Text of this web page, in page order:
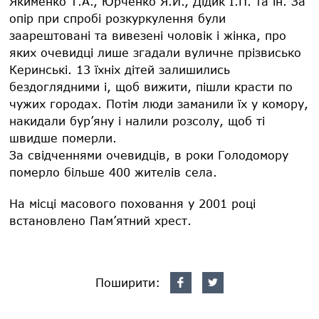
опір при спробі розкуркулення були
заарештовані та вивезені чоловік і жінка, про
яких очевидці лише згадали вуличне прізвисько
Керинські. 13 їхніх дітей залишились
бездоглядними і, щоб вижити, пішли красти по
чужих городах. Потім люди заманили їх у комору,
накидали бур’яну і налили розсолу, щоб ті
швидше померли.
За свідченнями очевидців, в роки Голодомору
померло більше 400 жителів села.
На місці масового поховання у 2001 році
встановлено Пам’ятний хрест.
Поширити: